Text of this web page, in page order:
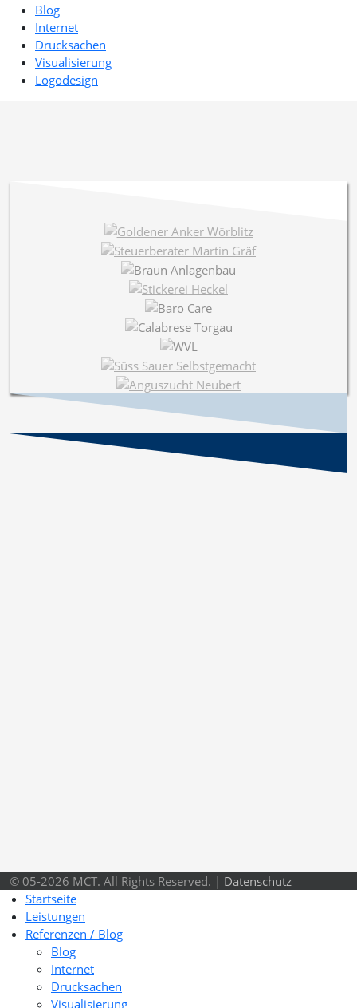
Blog
Internet
Drucksachen
Visualisierung
Logodesign
© 05-2026 MCT. All Rights Reserved. | Datenschutz
Startseite
Leistungen
Referenzen / Blog
Blog
Internet
Drucksachen
Visualisierung